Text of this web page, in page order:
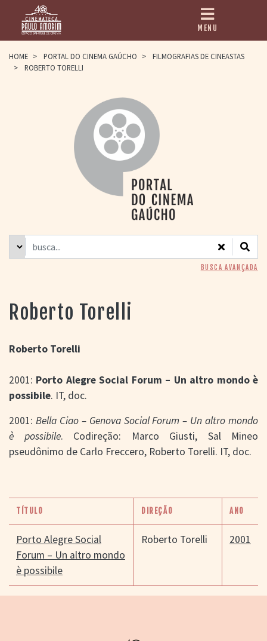
HOME
PAULO AMORIM
> HOMENAGEADOS
> EQUIPE
> ASSOCIAÇÃO DOS
> BIBLIOTECA
ROMEU GRIMALDI
> GRADE SEMANAL
> PREÇOS E
DESCONTOS
PORTAL DO
CINEMA GAÚCHO
> BUSCA AVANÇADA
> FILMOGRAFIAS DE
CINEASTAS
> DISCOGRAFIAS
CONTATO E
LOCALIZAÇÃO
MENU
HOME > PORTAL DO CINEMA GAÚCHO >
FILMOGRAFIAS DE CINEASTAS
>
ROBERTO TORELLI
BUSCA AVANÇADA
Roberto Torelli
Roberto Torelli
2001: Porto Alegre Social Forum – Un altro mondo è
possibile. IT, doc.
2001: Bella Ciao – Genova Social Forum – Un altro mondo
è possibile. Codireção: Marco Giusti, Sal Mineo
pseudônimo de Carlo Freccero, Roberto Torelli. IT, doc.
TÍTULO DIREÇÃO ANO
Porto Alegre Social
Forum – Un altro mondo
è possibile
Roberto Torelli 2001